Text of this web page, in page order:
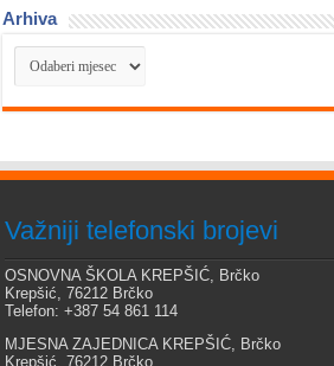
Arhiva
Arhiva
Važniji telefonski brojevi
OSNOVNA ŠKOLA KREPŠIĆ, Brčko
Krepšić, 76212 Brčko
Telefon: +387 54 861 114
MJESNA ZAJEDNICA KREPŠIĆ, Brčko
Krepšić, 76212 Brčko